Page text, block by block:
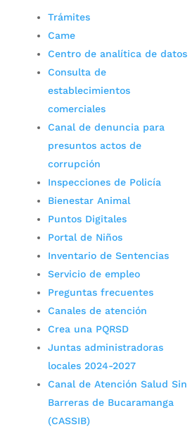
Trámites
Came
Centro de analítica de datos
Consulta de
establecimientos
comerciales
Canal de denuncia para
presuntos actos de
corrupción
Inspecciones de Policía
Bienestar Animal
Puntos Digitales
Portal de Niños
Inventario de Sentencias
Servicio de empleo
Preguntas frecuentes
Canales de atención
Crea una PQRSD
Juntas administradoras
locales 2024-2027
Canal de Atención Salud Sin
Barreras de Bucaramanga
(CASSIB)